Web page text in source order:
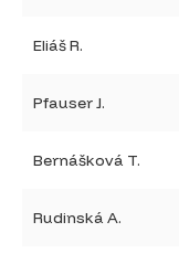
Eliáš R.
Pfauser J.
Bernášková T.
Rudinská A.